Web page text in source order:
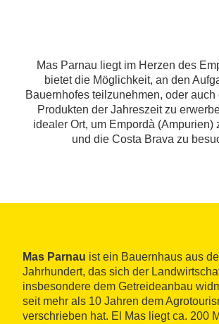
Mas Parnau liegt im Herzen des
bietet die Möglichkeit, an den
Bauernhofes teilzunehmen, oder auch
Produkten der Jahreszeit zu
idealer Ort, um Empordà (Ampurien)
und die Costa Brava zu
Mas Parnau ist ein Bauernhaus aus
Jahrhundert, das sich der
insbesondere dem Getreideanbau
seit mehr als 10 Jahren dem
verschrieben hat. El Mas liegt ca. 200